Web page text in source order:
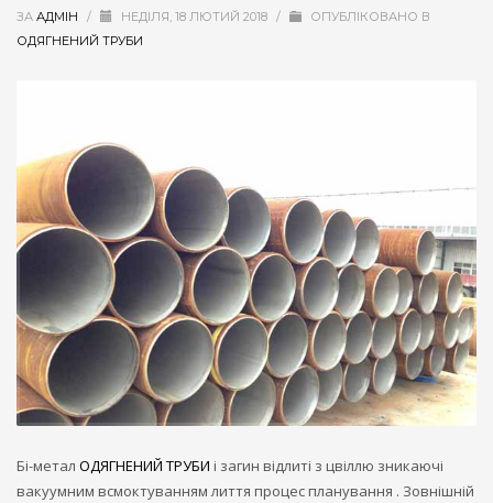
ЗА АДМІН / НЕДІЛЯ, 18 ЛЮТИЙ 2018 /
ОПУБЛІКОВАНО В
ОДЯГНЕНИЙ ТРУБИ
Бі-метал ОДЯГНЕНИЙ ТРУБИ і загин відлиті з цвіллю зникаючі
вакуумним всмоктуванням лиття процес планування . Зовнішній